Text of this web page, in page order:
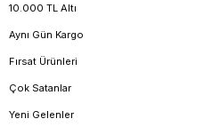
10.000 TL Altı
Aynı Gün Kargo
Fırsat Ürünleri
Çok Satanlar
Yeni Gelenler